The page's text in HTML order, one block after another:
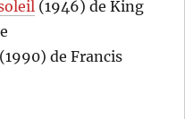
(1946) de King
(1990) de Francis